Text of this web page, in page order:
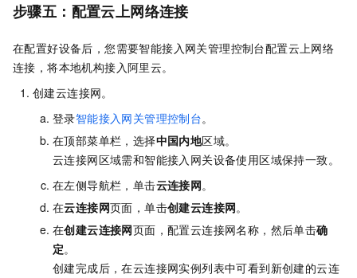
步骤五：配置云上网络连接
在配置好设备后，您需要智能接入网关管理控制台配置云上网络
连接，将本地机构接入阿里云。
创建云连接网。
登录智能接入网关管理控制台。
在顶部菜单栏，选择中国内地区域。
云连接网区域需和智能接入网关设备使用区域保持一致。
在左侧导航栏，单击云连接网。
在云连接网页面，单击创建云连接网。
在创建云连接网页面，配置云连接网名称，然后单击确
定。
创建完成后，在云连接网实例列表中可看到新创建的云连